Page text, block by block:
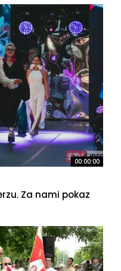
00:00:00
Za nami pokaz